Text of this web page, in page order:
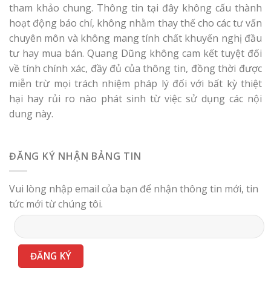
tham khảo chung. Thông tin tại đây không cấu thành
hoạt động báo chí, không nhằm thay thế cho các tư vấn
chuyên môn và không mang tính chất khuyến nghị đầu
tư hay mua bán. Quang Dũng không cam kết tuyệt đối
về tính chính xác, đầy đủ của thông tin, đồng thời được
miễn trừ mọi trách nhiệm pháp lý đối với bất kỳ thiệt
hại hay rủi ro nào phát sinh từ việc sử dụng các nội
dung này.
ĐĂNG KÝ NHẬN BẢNG TIN
Vui lòng nhập email của bạn để nhận thông tin mới, tin
tức mới từ chúng tôi.